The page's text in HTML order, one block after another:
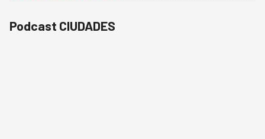
Podcast CIUDADES